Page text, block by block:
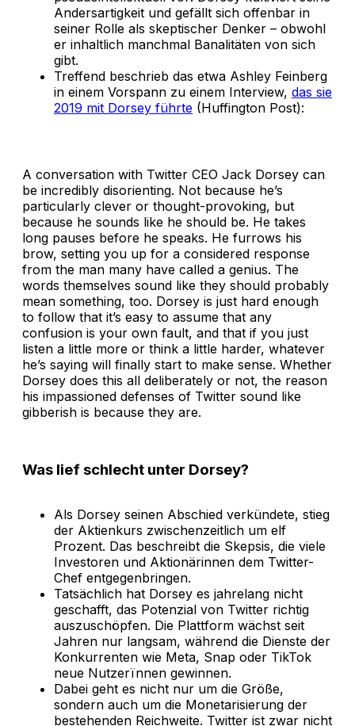
Andersartigkeit und gefällt sich offenbar in
seiner Rolle als skeptischer Denker – obwohl
er inhaltlich manchmal Banalitäten von sich
gibt.
Treffend beschrieb das etwa Ashley Feinberg
in einem Vorspann zu einem Interview, das sie
2019 mit Dorsey führte (Huffington Post):
A conversation with Twitter CEO Jack Dorsey can
be incredibly disorienting. Not because he’s
particularly clever or thought-provoking, but
because he sounds like he should be. He takes
long pauses before he speaks. He furrows his
brow, setting you up for a considered response
from the man many have called a genius. The
words themselves sound like they should probably
mean something, too. Dorsey is just hard enough
to follow that it’s easy to assume that any
confusion is your own fault, and that if you just
listen a little more or think a little harder, whatever
he’s saying will finally start to make sense. Whether
Dorsey does this all deliberately or not, the reason
his impassioned defenses of Twitter sound like
gibberish is because they are.
Was lief schlecht unter Dorsey?
Als Dorsey seinen Abschied verkündete, stieg
der Aktienkurs zwischenzeitlich um elf
Prozent. Das beschreibt die Skepsis, die viele
Investoren und Aktionärinnen dem Twitter-
Chef entgegenbringen.
Tatsächlich hat Dorsey es jahrelang nicht
geschafft, das Potenzial von Twitter richtig
auszuschöpfen. Die Plattform wächst seit
Jahren nur langsam, während die Dienste der
Konkurrenten wie Meta, Snap oder TikTok
neue Nutzerïnnen gewinnen.
Dabei geht es nicht nur um die Größe,
sondern auch um die Monetarisierung der
bestehenden Reichweite. Twitter ist zwar nicht